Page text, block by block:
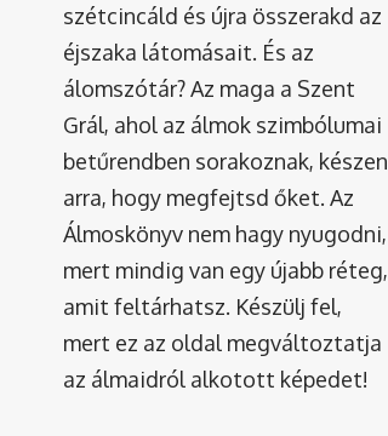
szétcincáld és újra összerakd az
éjszaka látomásait. És az
álomszótár? Az maga a Szent
Grál, ahol az álmok szimbólumai
betűrendben sorakoznak, készen
arra, hogy megfejtsd őket. Az
Álmoskönyv nem hagy nyugodni,
mert mindig van egy újabb réteg,
amit feltárhatsz. Készülj fel,
mert ez az oldal megváltoztatja
az álmaidról alkotott képedet!